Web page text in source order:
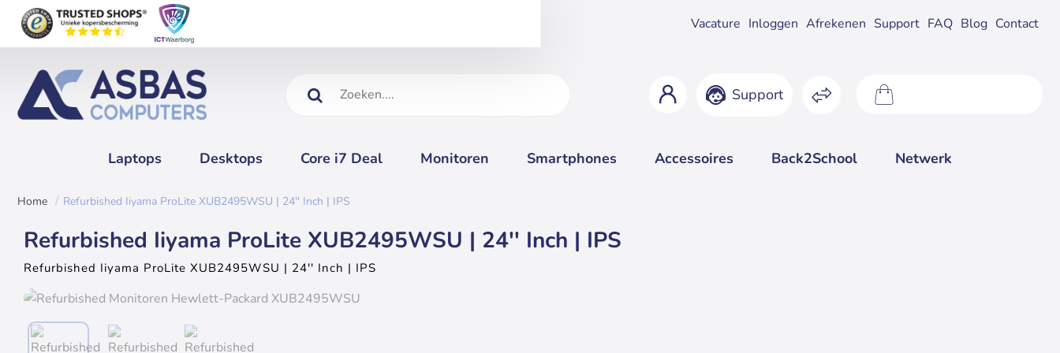
Vacature Inloggen Afrekenen Support FAQ Blog Contact
Zoeken.... Support
Laptops Desktops Core i7 Deal Monitoren Smartphones Accessoires Back2School Netwerk
Refurbished Iiyama ProLite XUB2495WSU | 24'' Inch | IPS
Refurbished Iiyama ProLite XUB2495WSU | 24'' Inch | IPS
Refurbished Iiyama ProLite XUB2495WSU | 24'' Inch | IPS
Uitverkocht